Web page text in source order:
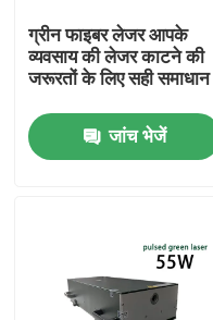
वीडियो
ग्रीन फाइबर लेजर आपके
व्यवसाय की लेजर काटने की
जरूरतों के लिए सही समाधान
जांच भेजें